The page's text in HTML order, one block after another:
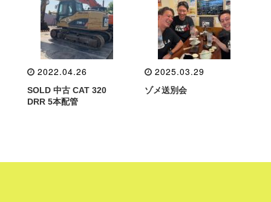
2022.04.26
SOLD 中古 CAT 320
DRR 5本配管
2025.03.29
ゾメ送別会